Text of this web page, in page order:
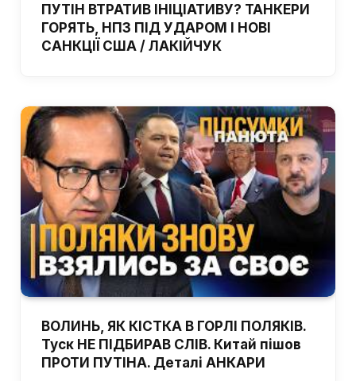
ПУТІН ВТРАТИВ ІНІЦІАТИВУ? ТАНКЕРИ
ГОРЯТЬ, НПЗ ПІД УДАРОМ І НОВІ
САНКЦІЇ США / ЛАКІЙЧУК
ВОЛИНЬ, ЯК КІСТКА В ГОРЛІ ПОЛЯКІВ.
Туск НЕ ПІДБИРАВ СЛІВ. Китай пішов
ПРОТИ ПУТІНА. Деталі АНКАРИ